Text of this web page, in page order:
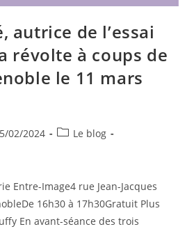
autrice de l’essai
révolte à coups de
le 11 mars
02/2024
PostLe blog
Entre-Image4 rue Jean-Jacques
16h30 à 17h30Gratuit Plus
En avant-séance des trois